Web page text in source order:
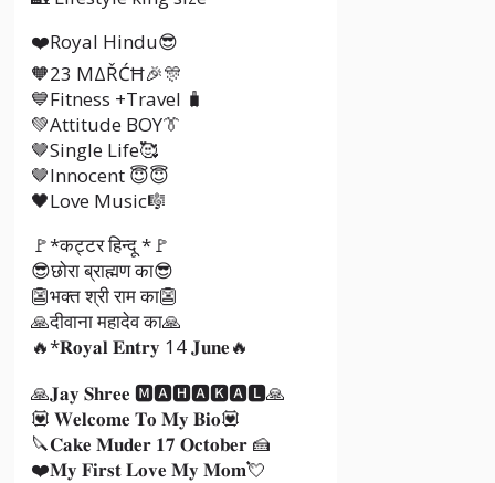
❤️Royal Hindu😎
🧡23 ΜΔŘĆĦ🎉🎊
💙Fitness +Travel 🧳
💚Attitude BOY👔
🤎Single Life🥰
🤎Innocent 😇😇
🖤Love Music🎼
🚩*कट्टर हिन्दू *🚩
😎छोरा ब्राह्मण का😎
👺भक्त श्री राम का👺
🙏दीवाना महादेव का🙏
🔥*𝐑𝐨𝐲𝐚𝐥 𝐄𝐧𝐭𝐫𝐲 14 𝐉𝐮𝐧𝐞🔥
🙏𝐉𝐚𝐲 𝐒𝐡𝐫𝐞𝐞 🅼🅰🅷🅰🅺🅰🅻🙏
💟 𝐖𝐞𝐥𝐜𝐨𝐦𝐞 𝐓𝐨 𝐌𝐲 𝐁𝐢𝐨💟
🔪𝐂𝐚𝐤𝐞 𝐌𝐮𝐝𝐞𝐫 𝟏𝟕 𝐎𝐜𝐭𝐨𝐛𝐞𝐫 🍰
❤️𝐌𝐲 𝐅𝐢𝐫𝐬𝐭 𝐋𝐨𝐯𝐞 𝐌𝐲 𝐌𝐨𝐦💘